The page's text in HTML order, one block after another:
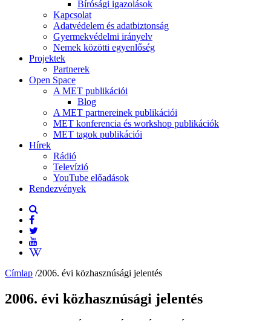
Bírósági igazolások
Kapcsolat
Adatvédelem és adatbiztonság
Gyermekvédelmi irányelv
Nemek közötti egyenlőség
Projektek
Partnerek
Open Space
A MET publikációi
Blog
A MET partnereinek publikációi
MET konferencia és workshop publikációk
MET tagok publikációi
Hírek
Rádió
Televízió
YouTube előadások
Rendezvények
Címlap /2006. évi közhasznúsági jelentés
2006. évi közhasznúsági jelentés